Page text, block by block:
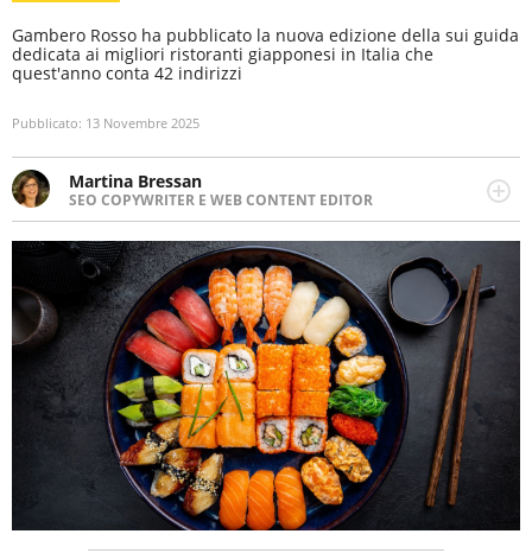
Gambero Rosso ha pubblicato la nuova edizione della sui guida
dedicata ai migliori ristoranti giapponesi in Italia che
quest'anno conta 42 indirizzi
Pubblicato: 13 Novembre 2025
Martina Bressan
SEO COPYWRITER E WEB CONTENT EDITOR
Appassionata di viaggi, di trail running e di yoga, ama
scoprire nuovi posti e nuove culture. Curiosa,
determinata e intraprendente adora leggere ma
soprattutto scrivere.